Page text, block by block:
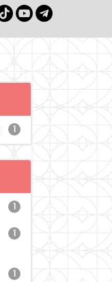
1
1
1
1